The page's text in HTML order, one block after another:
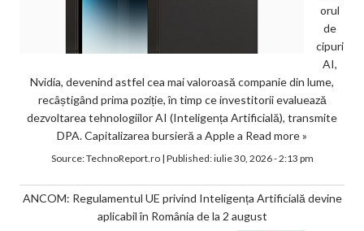
orul
de
cipuri
AI,
Nvidia, devenind astfel cea mai valoroasă companie din lume,
recâștigând prima poziție, în timp ce investitorii evaluează
dezvoltarea tehnologiilor AI (Inteligența Artificială), transmite
DPA. Capitalizarea bursieră a Apple a Read more »
Source:TechnoReport.ro| Published:iulie 30, 2026 - 2:13 pm
ANCOM: Regulamentul UE privind Inteligența Artificială devine
aplicabil în România de la 2 august